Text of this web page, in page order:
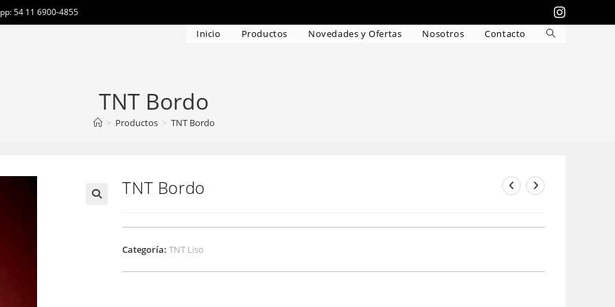
54 11 6900-4855
Inicio Productos Novedades y Ofertas Nosotros Contacto
Alternar
TNT Bordo
> Productos > TNT Bordo
TNT Bordo
Categoría:TNT Liso